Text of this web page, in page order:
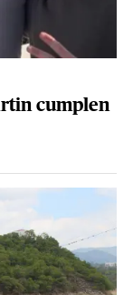
cumplen